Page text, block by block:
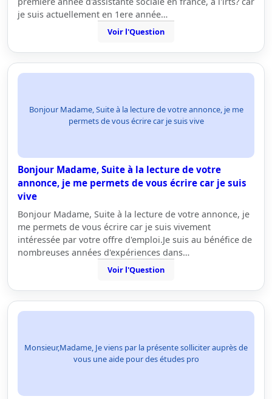
je suis actuellement en 1ere année…
Voir l'Question
Bonjour Madame, Suite à la lecture de votre annonce, je me
permets de vous écrire car je suis vive
Bonjour Madame, Suite à la lecture de votre
annonce, je me permets de vous écrire car je suis
vive
Bonjour Madame, Suite à la lecture de votre annonce, je
me permets de vous écrire car je suis vivement
intéressée par votre offre d'emploi.Je suis au bénéfice de
nombreuses années d'expériences dans…
Voir l'Question
Monsieur,Madame, Je viens par la présente solliciter auprès de
vous une aide pour des études pro